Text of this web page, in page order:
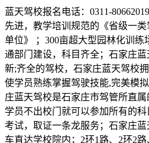
蓝天驾校报名电话：0311-
先进，教学培训规范的《省级一
单位》 ；300亩超大型园林化训
通部门建设，科目齐全；石家庄
新;齐全的驾校，石家庄蓝天驾校
使学员熟练掌握驾驶技能,完美模
庄蓝天驾校是石家庄市驾管所直
学员不出校门就可以参加所有的科
考试，取证一条龙服务；石家庄
车直达学校院内；2环1路、2环2路